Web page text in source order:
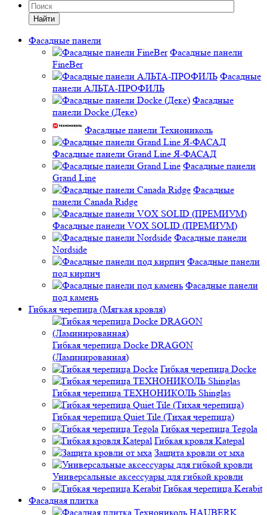
Найти
Фасадные панели
Фасадные панели
FineBer
Фасадные
панели АЛЬТА-ПРОФИЛЬ
Фасадные
панели Docke (Деке)
Фасадные панели Технониколь
Фасадные панели Grand Line Я-ФАСАД
Фасадные панели
Grand Line
Фасадные
панели Canada Ridge
Фасадные панели VOX SOLID (ПРЕМИУМ)
Фасадные панели
Nordside
Фасадные панели
под кирпич
Фасадные панели
под камень
Гибкая черепица (Мягкая кровля)
Гибкая черепица Docke DRAGON
(Ламинированная)
Гибкая черепица Docke
Гибкая черепица ТЕХНОНИКОЛЬ Shinglas
Гибкая черепица Quiet Tile (Тихая черепица)
Гибкая черепица Tegola
Гибкая кровля Katepal
Защита кровли от мха
Универсальные аксессуары для гибкой кровли
Гибкая черепица Kerabit
Фасадная плитка